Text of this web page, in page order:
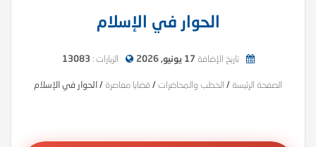
الحوار في الإسلام
تاريخ الإضافة17 يونيو, 2026 الزيارات : 13083
الصفحة الرئيسة / الخطب والمحاضرات/ قضايا معاصرة /الحوار في الإسلام